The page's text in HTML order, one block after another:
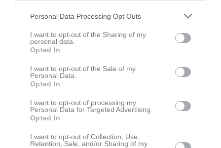
Personal Data Processing Opt Outs
I want to opt-out of the Sharing of my
personal data.
Opted In
I want to opt-out of the Sale of my
Personal Data.
Opted In
I want to opt-out of processing my
Personal Data for Targeted Advertising.
Opted In
I want to opt-out of Collection, Use,
Retention, Sale, and/or Sharing of my
Senast uppdaterade album
Inget album finns skapat
På gång